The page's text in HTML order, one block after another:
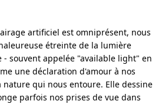
artificiel est omniprésent, nous
étreinte de la lumière
souvent appelée "available light" en
une déclaration d'amour à nos
qui nous entoure. Elle dessine
parfois nos prises de vue dans